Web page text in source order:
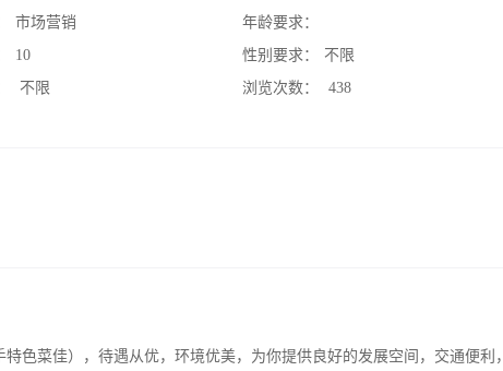
市场营销
10
不限
年龄要求：
性别要求：
不限
浏览次数：
438
色菜佳），待遇从优，环境优美，为你提供良好的发展空间，交通便利